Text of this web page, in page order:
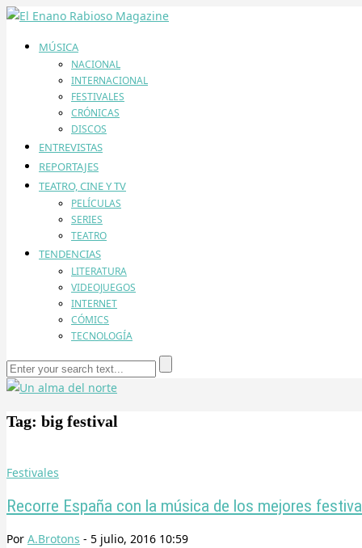
MÚSICA
NACIONAL
INTERNACIONAL
FESTIVALES
CRÓNICAS
DISCOS
ENTREVISTAS
REPORTAJES
TEATRO, CINE Y TV
PELÍCULAS
SERIES
TEATRO
TENDENCIAS
LITERATURA
VIDEOJUEGOS
INTERNET
CÓMICS
TECNOLOGÍA
Tag: big festival
Festivales
Recorre España con la música de los mejores
Por A.Brotons - 5 julio, 2016 10:59